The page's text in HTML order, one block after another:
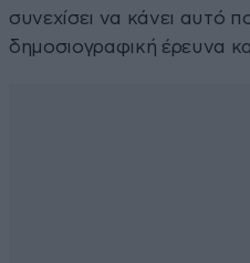
συνεχίσει να κάνει αυτό
δημοσιογραφική έρευνα